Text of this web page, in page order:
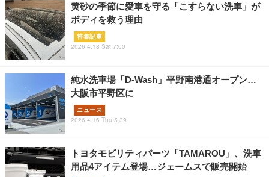
黄砂の季節に愛車を守る「こすらない洗車」が
ボディを救う理由
特集記事
2026.4.18 Sat 7:00
純水洗車場「D-Wash」平野南港通オープン…
大阪市平野区に
ニュース
2026.4.16 Thu 5:39
トヨタモビリティパーツ「TAMAROU」、洗車
用品4アイテム登場…ジェームスで販売開始